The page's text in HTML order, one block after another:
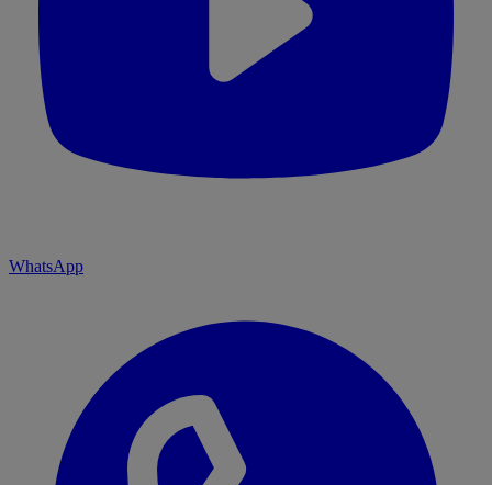
WhatsApp